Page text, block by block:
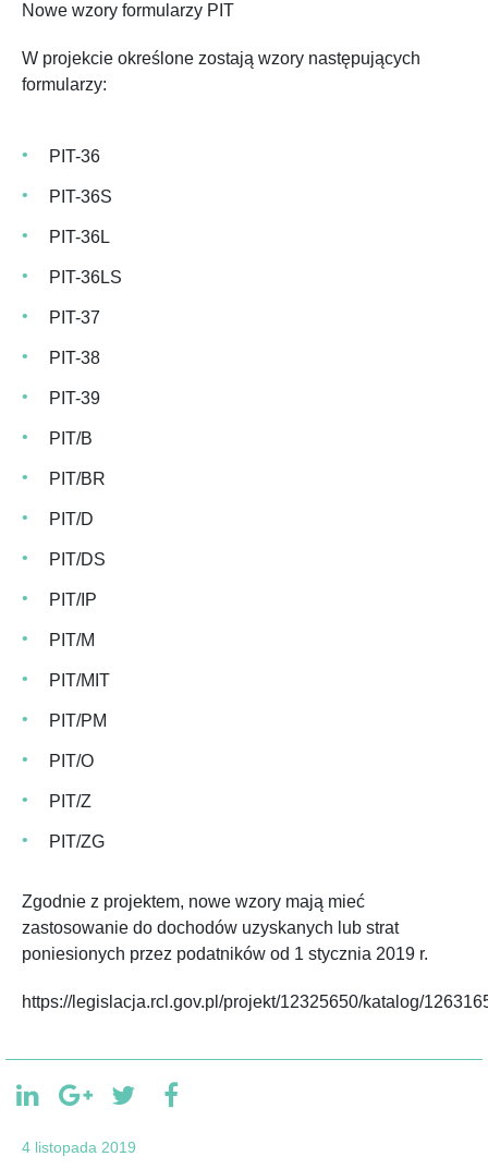
Nowe wzory formularzy PIT
W projekcie określone zostają wzory następujących
formularzy:
PIT-36
PIT-36S
PIT-36L
PIT-36LS
PIT-37
PIT-38
PIT-39
PIT/B
PIT/BR
PIT/D
PIT/DS
PIT/IP
PIT/M
PIT/MIT
PIT/PM
PIT/O
PIT/Z
PIT/ZG
Zgodnie z projektem, nowe wzory mają mieć
zastosowanie do dochodów uzyskanych lub strat
poniesionych przez podatników od 1 stycznia 2019 r.
https://legislacja.rcl.gov.pl/projekt/12325650/katalog/
4 listopada 2019